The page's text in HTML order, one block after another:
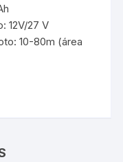
12V/27 V
10-80m (área